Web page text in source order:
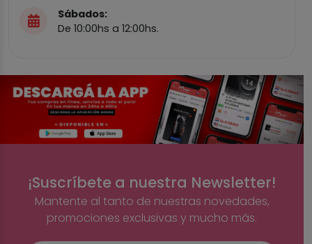
Sábados:
De 10:00hs a 12:00hs.
¡Suscríbete a nuestra Newsletter!
Mantente al tanto de nuestras novedades,
promociones exclusivas y mucho más.